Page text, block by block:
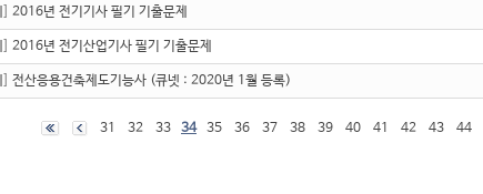
2016년 전기기사 필기 기출문제
2016년 전기산업기사 필기 기출문제
전산응용건축제도기능사 (큐넷 : 2020년 1월 등록)
31 32 33 34 35 36 37 38 39 40 41 42 43 44